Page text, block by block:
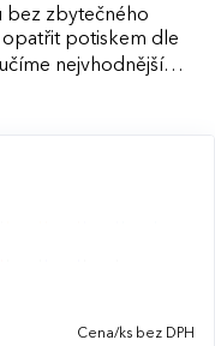
bez zbytečného
opatřit potiskem dle
nejvhodnější
i váš rozpočet.
Cena/ks bez DPH